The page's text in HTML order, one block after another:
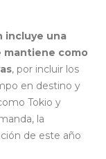
incluye una
mantiene como
, por incluir los
en destino y
Tokio y
la
de este año